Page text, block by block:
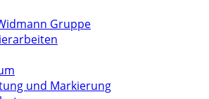
Gruppe
und Markierung